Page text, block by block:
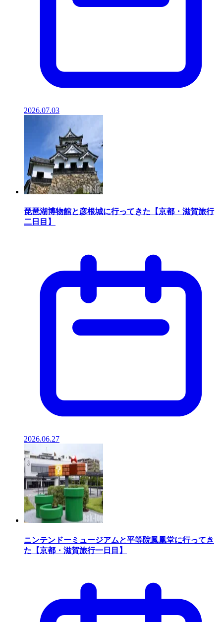
2026.07.03
琵琶湖博物館と彦根城に行ってきた【京都・滋賀旅行
二日目】
2026.06.27
ニンテンドーミュージアムと平等院鳳凰堂に行ってき
た【京都・滋賀旅行一日目】